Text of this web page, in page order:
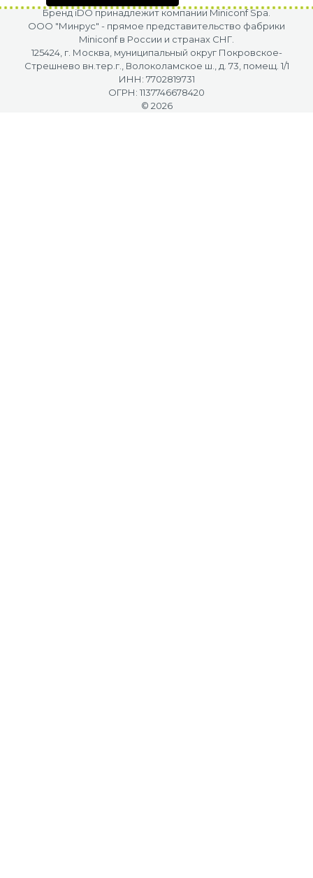
Бренд iDO принадлежит компании Miniconf Spa.
OOO "Минрус" - прямое представительство фабрики
Miniconf в России и странах СНГ.
125424, г. Москва, муниципальный округ Покровское-
Стрешнево вн.тер.г., Волоколамское ш., д. 73, помещ. 1/1
ИНН: 7702819731
ОГРН: 1137746678420
© 2026